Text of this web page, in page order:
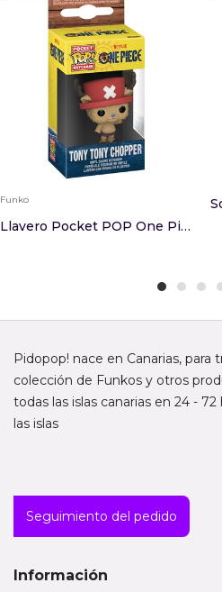
Funko
Llavero Pocket POP One Piece Tony Tony Chopper
Pidopop! nace en Canarias, para
colección de Funkos y otros
todas las islas canarias en 24 -
las islas
Seguimiento del pedido
Información